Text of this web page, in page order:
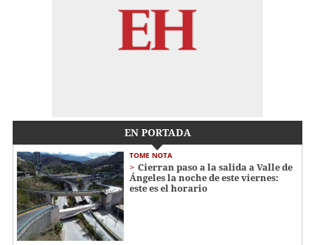
EN PORTADA
TOME NOTA
Cierran paso a la salida a Valle de
Ángeles la noche de este viernes:
este es el horario